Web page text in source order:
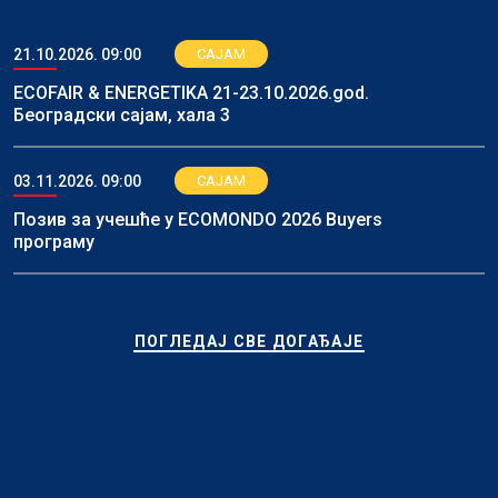
21.10.2026. 09:00 САЈАМ
ECOFAIR & ENERGETIKA 21-23.10.2026.god.
Београдски сајам, хала 3
03.11.2026. 09:00 САЈАМ
Позив за учешће у ECOMONDO 2026 Buyers
програму
ПОГЛЕДАЈ СВЕ ДОГАЂАЈЕ